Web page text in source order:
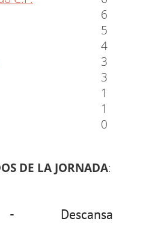
6
5
4
3
3
1
1
0
DE LA JORNADA:
- Descansa